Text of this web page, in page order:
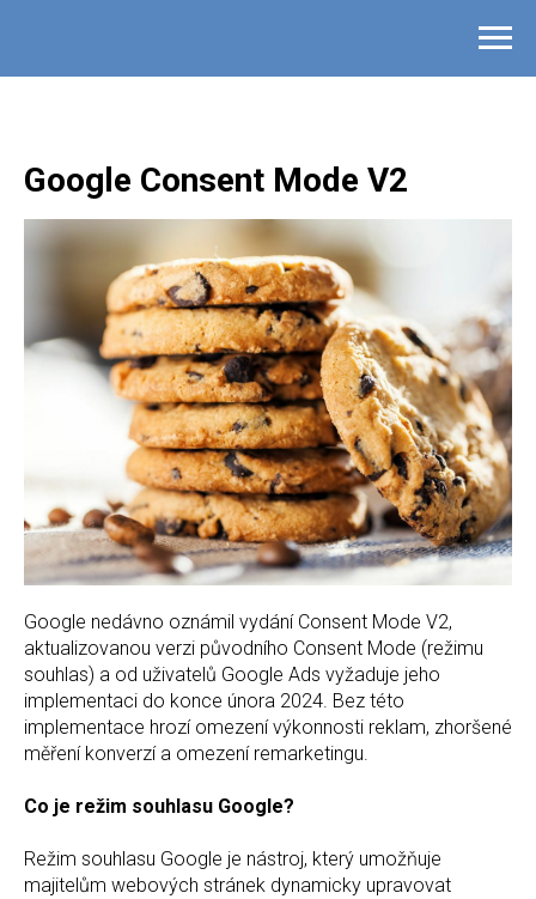
Google Consent Mode V2
Google nedávno oznámil vydání Consent Mode V2,
aktualizovanou verzi původního Consent Mode (režimu
souhlas) a od uživatelů Google Ads vyžaduje jeho
implementaci do konce února 2024. Bez této
implementace hrozí omezení výkonnosti reklam, zhoršené
měření konverzí a omezení remarketingu.
Co je režim souhlasu Google?
Režim souhlasu Google je nástroj, který umožňuje
majitelům webových stránek dynamicky upravovat